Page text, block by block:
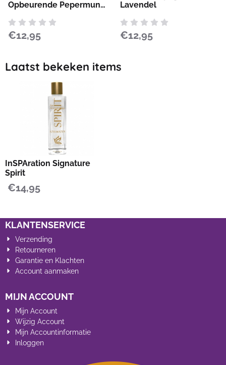
Opbeurende Pepermunt
Prijs: 12,95
€12,95
Lavendel
Prijs: 12,95
€12,95
Laatst bekeken items
InSPAration Signature
Spirit
€14,95
KLANTENSERVICE
Verzending
Retourneren
Garantie en Klachten
Account aanmaken
MIJN ACCOUNT
Mijn Account
Wijzig Account
Mijn Accountinformatie
Inloggen